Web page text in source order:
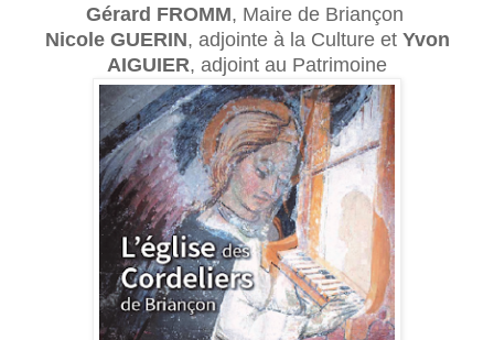
Gérard FROMM, Maire de Briançon
Nicole GUERIN, adjointe à la Culture et Yvon
AIGUIER, adjoint au Patrimoine